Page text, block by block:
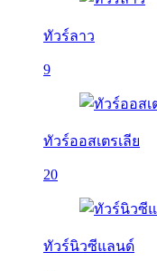
ทัวร์ลาว
9
ทัวร์ออสเตรเลีย
20
ทัวร์นิวซีแลนด์